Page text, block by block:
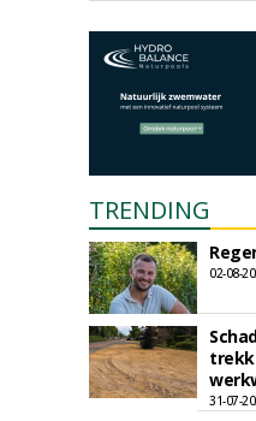
TRENDING
02-08-
31-07-